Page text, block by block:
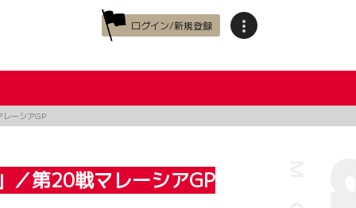
ログイン/新規登録
ーシアGP
／第20戦マレーシアGP